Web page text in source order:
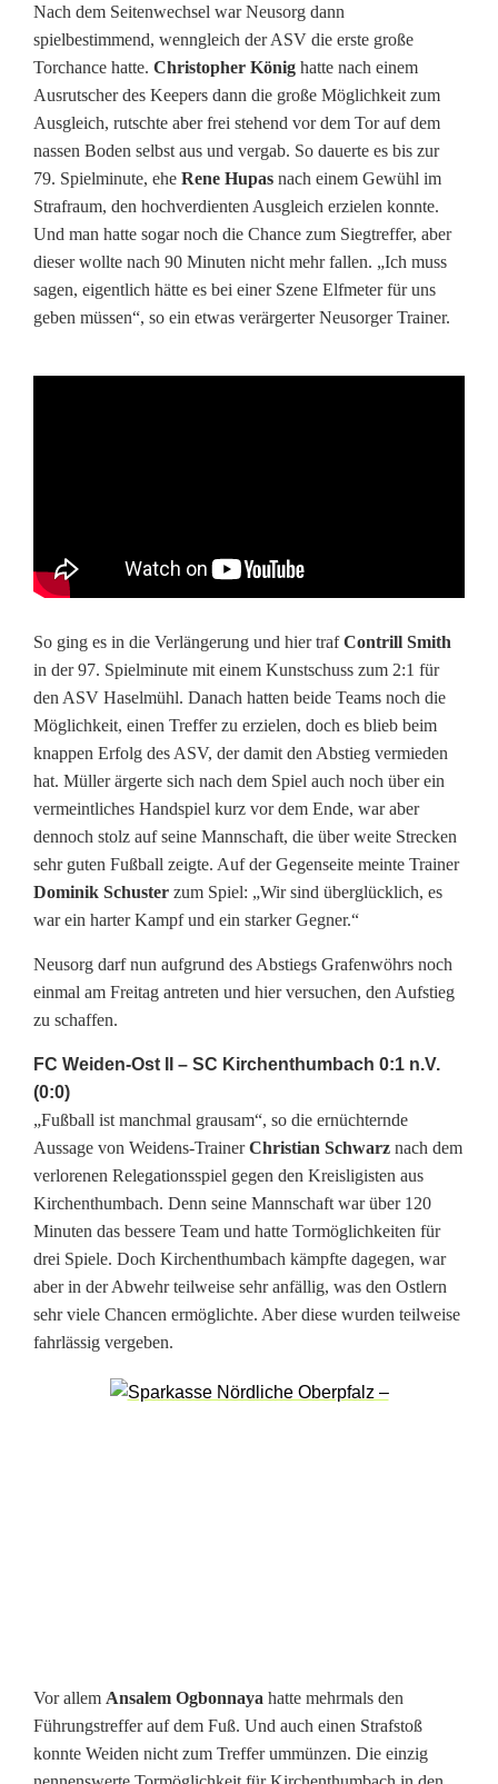
e
n
a
m
S
o
n
n
Nach dem Seitenwechsel war Neusorg dann
spielbestimmend, wenngleich der ASV die erste große
Torchance hatte. Christopher König hatte nach einem
Ausrutscher des Keepers dann die große Möglichkeit zum
Ausgleich, rutschte aber frei stehend vor dem Tor auf dem
nassen Boden selbst aus und vergab. So dauerte es bis zur
79. Spielminute, ehe Rene Hupas nach einem Gewühl im
Strafraum, den hochverdienten Ausgleich erzielen konnte.
Und man hatte sogar noch die Chance zum Siegtreffer, aber
dieser wollte nach 90 Minuten nicht mehr fallen. „Ich muss
sagen, eigentlich hätte es bei einer Szene Elfmeter für uns
geben müssen“, so ein etwas verärgerter Neusorger Trainer.
So ging es in die Verlängerung und hier trafContrill Smith
in der 97. Spielminute mit einem Kunstschuss zum 2:1 für
den ASV Haselmühl. Danach hatten beide Teams noch die
Möglichkeit, einen Treffer zu erzielen, doch es blieb beim
knappen Erfolg des ASV, der damit den Abstieg vermieden
hat. Müller ärgerte sich nach dem Spiel auch noch über ein
vermeintliches Handspiel kurz vor dem Ende, war aber
dennoch stolz auf seine Mannschaft, die über weite Strecken
sehr guten Fußball zeigte. Auf der Gegenseite meinte Trainer
Dominik Schuster zum Spiel: „Wir sind überglücklich, es
war ein harter Kampf und ein starker Gegner.“
Neusorg darf nun aufgrund des Abstiegs Grafenwöhrs noch
einmal am Freitag antreten und hier versuchen, den Aufstieg
zu schaffen.
FC Weiden-Ost II – SC Kirchenthumbach 0:1 n.V.
(0:0)
„Fußball ist manchmal grausam“, so die ernüchternde
Aussage von Weidens-TrainerChristian Schwarz nach dem
verlorenen Relegationsspiel gegen den Kreisligisten aus
Kirchenthumbach. Denn seine Mannschaft war über 120
Minuten das bessere Team und hatte Tormöglichkeiten für
drei Spiele. Doch Kirchenthumbach kämpfte dagegen, war
aber in der Abwehr teilweise sehr anfällig, was den Ostlern
sehr viele Chancen ermöglichte. Aber diese wurden teilweise
fahrlässig vergeben.
Vor allem Ansalem Ogbonnaya hatte mehrmals den
Führungstreffer auf dem Fuß. Und auch einen Strafstoß
konnte Weiden nicht zum Treffer ummünzen. Die einzig